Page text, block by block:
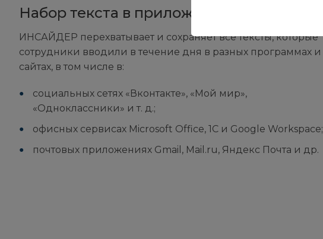
Набор текста в приложениях
ИНСАЙДЕР перехватывает и сохраняет все тексты, которые
сотрудники вводили в течение дня в разных программах и
сайтах, в том числе в:
социальных сетях «Вконтакте», «Мой мир»,
«Одноклассники» и т. д.;
офисных сервисах Microsoft Office, 1С и Google Workspace;
почтовых приложениях Gmail, Mail.ru, Яндекс Почта и др.